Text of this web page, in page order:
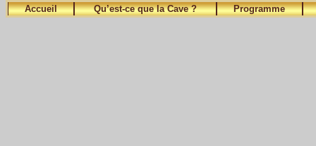
Accueil Qu’est-ce que la Cave ? Programme